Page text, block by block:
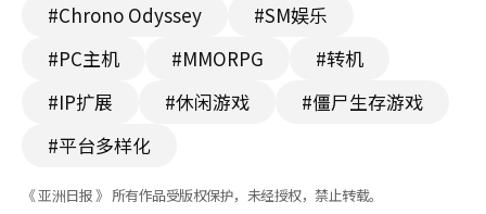
#Chrono Odyssey
#SM娱乐
#PC主机
#MMORPG
#转机
#IP扩展
#休闲游戏
#僵尸生存游戏
#平台多样化
《 亚洲日报 》 所有作品受版权保护，未经授权，禁止转载。